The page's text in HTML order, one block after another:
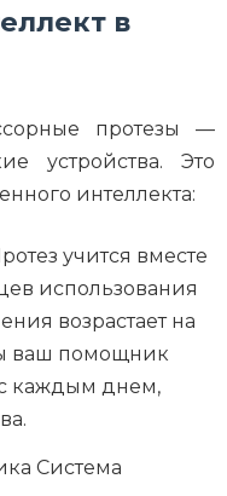
в
протезы —
устройства. Это
интеллекта:
учится вместе
использования
возрастает на
ваш помощник
каждым днем,
Система